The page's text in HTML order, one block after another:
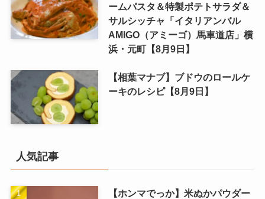
ームパスタ＆特製ポテトサラダ＆
サルシッチャ「イタリアンバル
AMIGO（アミーゴ）馬車道店」横
浜・元町【8月9日】
【相葉マナブ】ブドウのロールケ
ーキのレシピ【8月9日】
人気記事
【ホンマでっか】米ぬかパウダー